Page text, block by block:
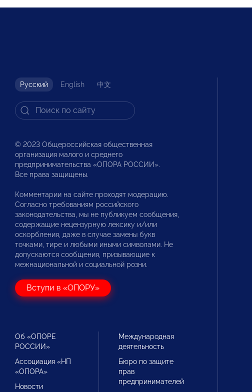
Русский English 中文
© 2023 Общероссийская общественная
организация малого и среднего
предпринимательства «ОПОРА РОССИИ».
Все права защищены.
Комментарии на сайте проходят модерацию.
Согласно требованиям российского
законодательства, мы не публикуем сообщения,
содержащие нецензурную лексику и/или
оскорбления, даже в случае замены букв
точками, тире и любыми иными символами. Не
допускаются сообщения, призывающие к
межнациональной и социальной розни.
Вступи в «ОПОРУ»
Об «ОПОРЕ
РОССИИ»
Ассоциация «НП
«ОПОРА»
Новости
Международная
деятельность
Бюро по защите
прав
предпринимателей